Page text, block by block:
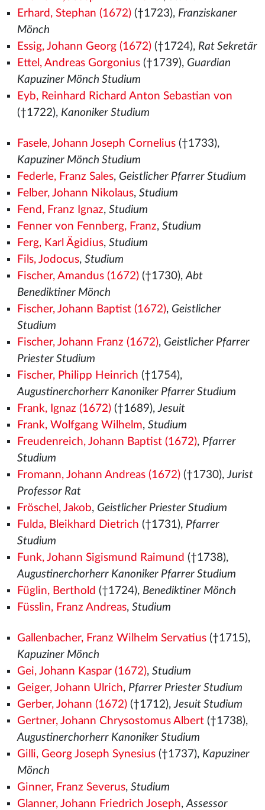
Erhard, Stephan (1672)(†1723), Franziskaner
Mönch
Essig, Johann Georg (1672)(†1724), Rat Sekretär
Ettel, Andreas Gorgonius(†1739), Guardian
Kapuziner Mönch Studium
Eyb, Reinhard Richard Anton Sebastian von
(†1722), Kanoniker Studium
Fasele, Johann Joseph Cornelius(†1733),
Kapuziner Mönch Studium
Federle, Franz Sales, Geistlicher Pfarrer Studium
Felber, Johann Nikolaus, Studium
Fend, Franz Ignaz, Studium
Fenner von Fennberg, Franz, Studium
Ferg, Karl Ägidius, Studium
Fils, Jodocus, Studium
Fischer, Amandus (1672)(†1730),Abt
Benediktiner Mönch
Fischer, Johann Baptist (1672), Geistlicher
Studium
Fischer, Johann Franz (1672), Geistlicher Pfarrer
Priester Studium
Fischer, Philipp Heinrich (†1754),
Augustinerchorherr Kanoniker Pfarrer Studium
Frank, Ignaz (1672)(†1689),Jesuit
Frank, Wolfgang Wilhelm, Studium
Freudenreich, Johann Baptist (1672), Pfarrer
Studium
Fromann, Johann Andreas (1672)(†1730),Jurist
Professor Rat
Fröschel, Jakob, Geistlicher Priester Studium
Fulda, Bleikhard Dietrich (†1731), Pfarrer
Studium
Funk, Johann Sigismund Raimund (†1738),
Augustinerchorherr Kanoniker Pfarrer Studium
Füglin, Berthold (†1724), Benediktiner Mönch
Füsslin, Franz Andreas, Studium
Gallenbacher, Franz Wilhelm Servatius(†1715),
Kapuziner Mönch
Gei, Johann Kaspar (1672), Studium
Geiger, Johann Ulrich, Pfarrer Priester Studium
Gerber, Johann (1672)(†1712),Jesuit Studium
Gertner, Johann Chrysostomus Albert(†1738),
Augustinerchorherr Kanoniker Studium
Gilli, Georg Joseph Synesius(†1737), Kapuziner
Mönch
Ginner, Franz Severus, Studium
Glanner, Johann Friedrich Joseph,Assessor